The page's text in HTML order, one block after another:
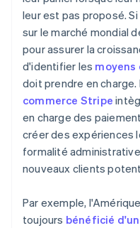
leur est pas proposé.
sur le marché mondial
pour assurer la
d'identifier les moyens
doit prendre en
commerce Stripe
en charge des
créer des expériences
formalité
nouveaux clients
Par exemple,
toujours bénéficié